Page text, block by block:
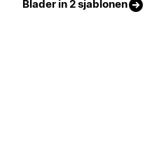
Blader in 2 sjablonen